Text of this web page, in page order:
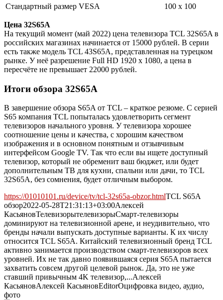
Стандартный размер VESA
100 х 100
Цена 32S65A
На текущий момент (май 2022) цена телевизора TCL 32S65A в
российских магазинах начинается от 15000 рублей. В серии
есть также модель TCL 43S65A, представленная на турецком
рынке. У неё разрешение Full HD 1920 x 1080, а цена в
пересчёте не превышает 22000 рублей.
Итоги обзора 32S65A
В завершение обзора S65A от TCL – краткое резюме. С серией
S65 компания TCL попыталась удовлетворить сегмент
телевизоров начального уровня. У телевизора хорошее
соотношение цены и качества, с хорошим качеством
изображения и в основном понятным и отзывчивым
интерфейсом Google TV. Так что если вы ищете доступный
телевизор, который не обременит ваш бюджет, или будет
дополнительным ТВ для кухни, спальни или дачи, то TCL
32S65A, без сомнения, будет отличным выбором.
https://01010101.ru/device/tv/tcl-32s65a-obzor.htmlTCL S65A
обзор2022-05-28T21:31:13+03:00Алексей
КасьяновТелевизорытелевизорыСмарт-телевизоры
доминируют на телевизионной арене, и неудивительно, что
бренды начали выпускать доступные варианты. К их числу
относится TCL S65A. Китайский телевизионный бренд TCL
активно занимается производством смарт-телевизоров всех
уровней. Их не так давно появившаяся серия S65A пытается
захватить совсем другой целевой рынок. Да, это не уже
ставший привычным 4K телевизор,...Алексей
КасьяновАлексей КасьяновEditorОцифровка видео, аудио,
фото